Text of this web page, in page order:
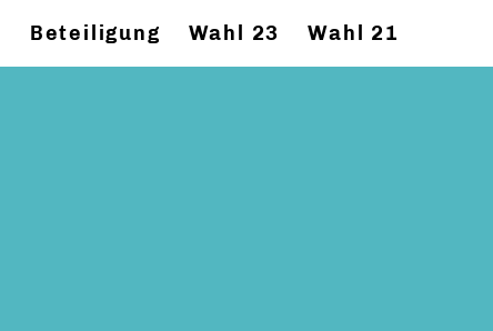
Beteiligung Wahl 23 Wahl 21